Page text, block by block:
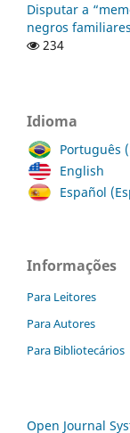
Disputar a
negros familiares
234
Idioma
Português
English
Español
Informações
Para Leitores
Para Autores
Para Bibliotecários
Open Journal